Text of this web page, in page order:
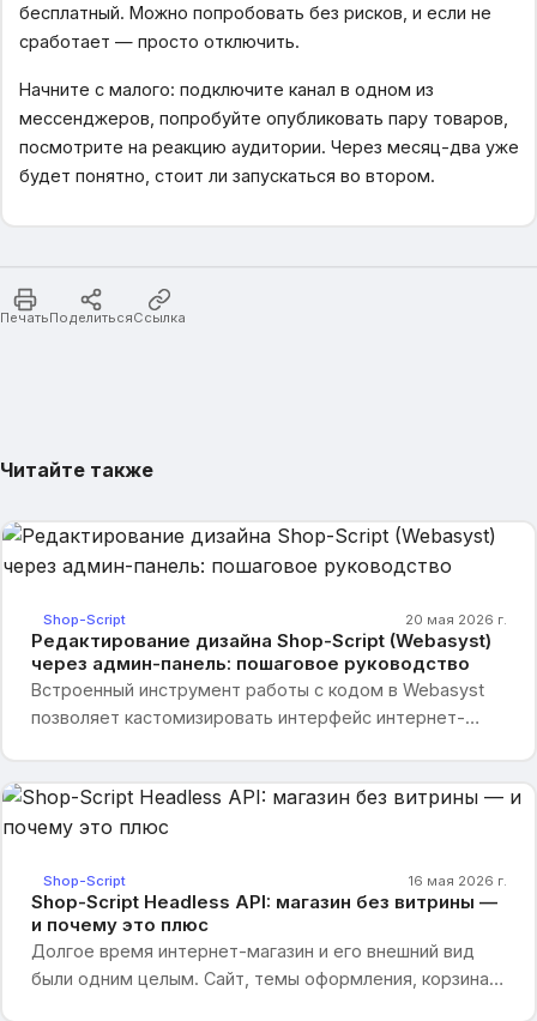
бесплатный. Можно попробовать без рисков, и если не
сработает — просто отключить.
Начните с малого: подключите канал в одном из
мессенджеров, попробуйте опубликовать пару товаров,
посмотрите на реакцию аудитории. Через месяц-два уже
будет понятно, стоит ли запускаться во втором.
ПечатьПоделитьсяСсылка
Читайте также
Shop-Script 20 мая 2026 г.
Редактирование дизайна Shop-Script (Webasyst)
через админ-панель: пошаговое руководство
Встроенный инструмент работы с кодом в Webasyst
позволяет кастомизировать интерфейс интернет-
IDE с подсветкой синтаксиса и поддержкой
шаблонизатора Smarty прямо в браузере.
Shop-Script 16 мая 2026 г.
Shop-Script Headless API: магазин без витрины —
и почему это плюс
Долгое время интернет-магазин и его внешний вид
были одним целым. Сайт, темы оформления, корзина,